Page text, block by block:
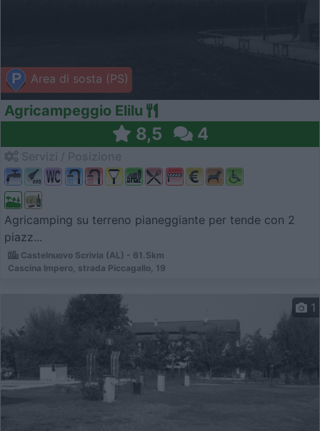
Area di sosta (PS)
Agricampeggio Elilu
8,5 4
Agricamping su terreno pianeggiante per tende con 2
piazz...
Castelnuovo Scrivia (AL) - 61.5km
Cascina Impero, strada Piccagallo, 19
1